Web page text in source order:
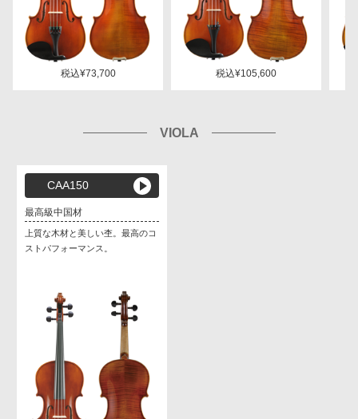
税込¥73,700 税込¥105,600
VIOLA
CAA150
最高級中国材
上質な木材と美しい杢。最高のコ
ストパフォーマンス。